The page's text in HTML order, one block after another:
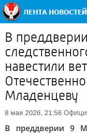
В
навестили
Младенцеву
8 мая 2026, 21:56
В преддверии 9